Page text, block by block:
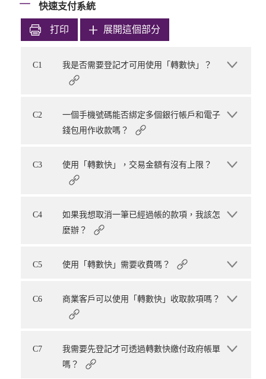
快速支付系統
打印 展開這個部分
C1 我是否需要登記才可用使用「轉數快」？
C2
一個手機號碼能否綁定多個銀行帳戶和電子
錢包用作收款嗎？
C3 使用「轉數快」，交易金額有沒有上限？
C4
如果我想取消一筆已經過帳的款項，我該怎
麼辦？
C5 使用「轉數快」需要收費嗎？
C6 商業客戶可以使用「轉數快」收取款項嗎？
C7
我需要先登記才可透過轉數快繳付政府帳單
嗎？